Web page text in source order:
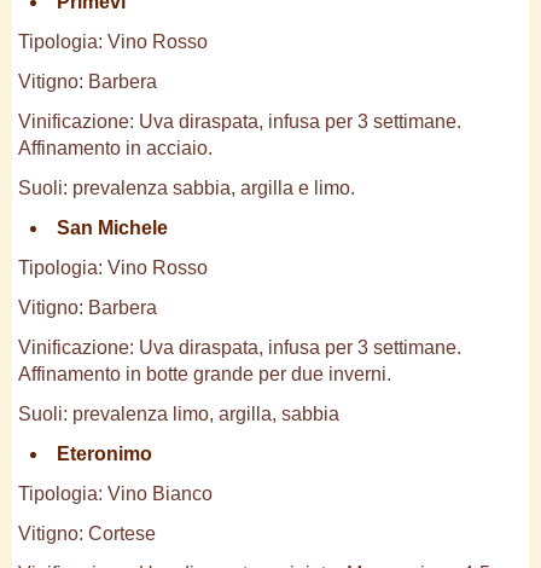
Tipologia: Vino Rosso
Vitigno: Barbera
Vinificazione: Uva diraspata, infusa per 3 settimane.
Affinamento in acciaio.
Suoli: prevalenza sabbia, argilla e limo.
San Michele
Tipologia: Vino Rosso
Vitigno: Barbera
Vinificazione: Uva diraspata, infusa per 3 settimane.
Affinamento in botte grande per due inverni.
Suoli: prevalenza limo, argilla, sabbia
Eteronimo
Tipologia: Vino Bianco
Vitigno: Cortese